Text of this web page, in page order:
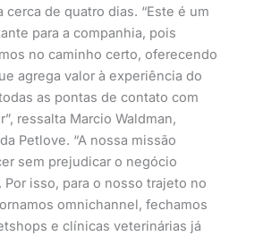
cerca de quatro dias. “Este é um
para a companhia, pois
no caminho certo, oferecendo
agrega valor à experiência do
as pontas de contato com
ressalta Marcio Waldman,
Petlove. “A nossa missão
sem prejudicar o negócio
isso, para o nosso trajeto no
omnichannel, fechamos
e clínicas veterinárias já